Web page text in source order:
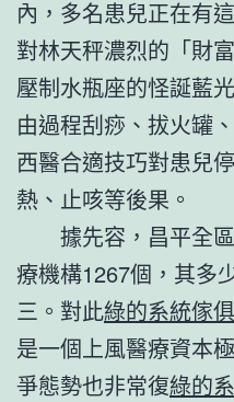
內，多名患兒正在有
對林天秤濃烈的「財
壓制水瓶座的怪誕藍
由過程刮痧、拔火罐
西醫合適技巧對患兒
熱、止咳等後果。
據先容，昌平全
療機構1267個，其多
三。對此綠的系統傢俱
是一個上風醫療資本
爭態勢也非常復綠的